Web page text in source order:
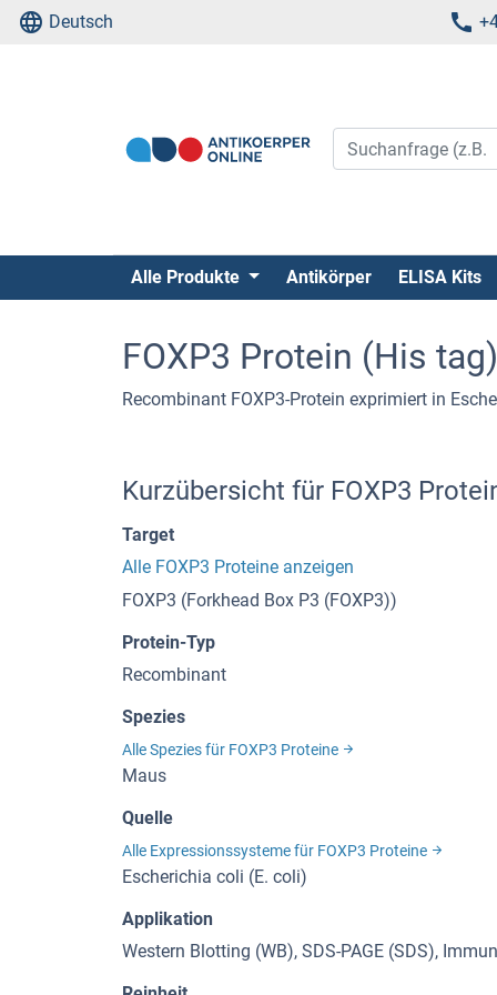
Deutsch
Alle Produkte Antikörper ELISA Kits
FOXP3 Protein (His tag)
Recombinant FOXP3-Protein exprimiert in
Kurzübersicht für FOXP3
Target
Alle FOXP3 Proteine anzeigen
FOXP3 (Forkhead Box P3 (FOXP3))
Protein-Typ
Recombinant
Spezies
Alle Spezies für FOXP3 Proteine
Maus
Quelle
Alle Expressionssysteme für FOXP3 Proteine
Escherichia coli (E. coli)
Applikation
Western Blotting (WB), SDS-PAGE (SDS),